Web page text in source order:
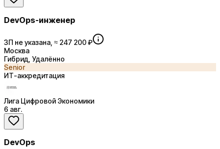
DevOps-инженер
ЗП не указана, ≈ 247 200 ₽
Москва
Гибрид, Удалённо
Senior
ИТ-аккредитация
Лига Цифровой Экономики
6 авг.
DevOps